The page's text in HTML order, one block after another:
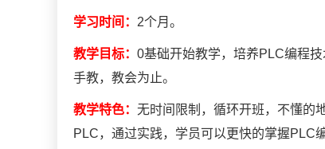
学习时间： 2个月。
教学目标： 0基础开始教学，培养PLC编程
手教，教会为止。
教学特色： 无时间限制，循环开班，不懂的
PLC，通过实践，学员可以更快的掌握PLC编